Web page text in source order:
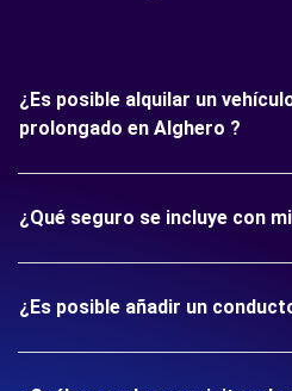
¿Es posible alquilar un
prolongado en Alghero ?
¿Qué seguro se incluye con
¿Es posible añadir un